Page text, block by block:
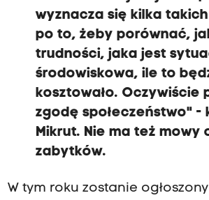
wyznacza się kilka
po to, żeby porównać,
trudności, jaka jest
środowiskowa, ile to
kosztowało. Oczywiście
zgodę społeczeństwo" -
Mikrut. Nie ma też mowy
zabytków.
W tym roku zostanie